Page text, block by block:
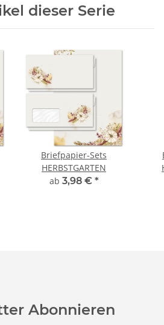
dieser Serie
Briefpapier-Sets
HERBSTGARTEN
ab 3,98 € *
Abonnieren